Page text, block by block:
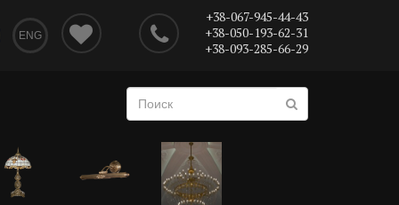
ENG
+38-067-945-44-43
+38-050-193-62-31
+38-093-285-66-29